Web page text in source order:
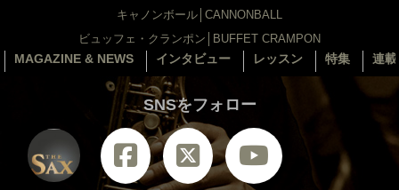
キャノンボール│CANNONBALL
ビュッフェ・クランポン│BUFFET CRAMPON
MAGAZINE & NEWS インタビュー レッスン 特集 連
SNSをフォロー